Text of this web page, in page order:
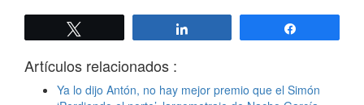
Artículos relacionados :
Ya lo dijo Antón, no hay mejor premio que el Simón